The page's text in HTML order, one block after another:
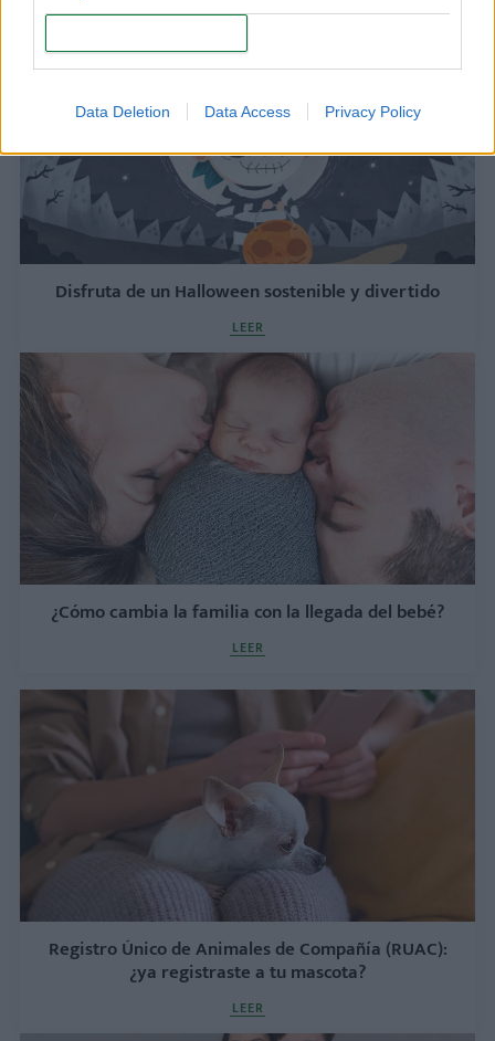
Data Deletion Data Access Privacy Policy
Disfruta de un Halloween sostenible y divertido
LEER
¿Cómo cambia la familia con la llegada del bebé?
LEER
Registro Único de Animales de Compañía (RUAC):
¿ya registraste a tu mascota?
LEER